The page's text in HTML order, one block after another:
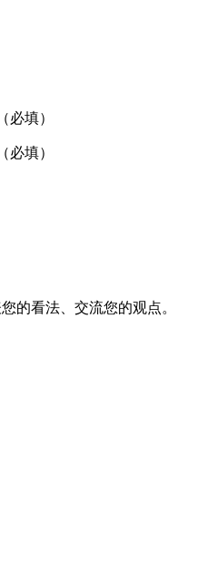
必填）
必填）
的看法、交流您的观点。